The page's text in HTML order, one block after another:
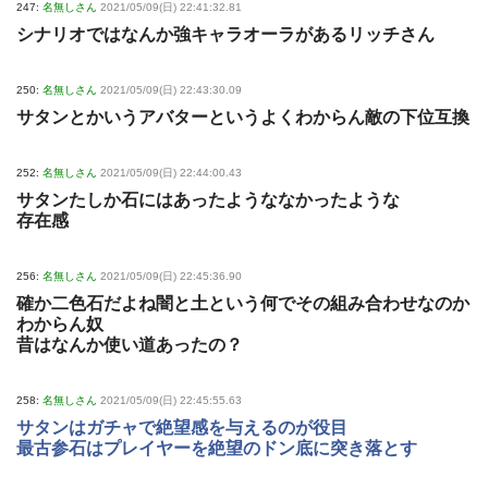
247: 名無しさん 2021/05/09(日) 22:41:32.81
シナリオではなんか強キャラオーラがあるリッチさん
250: 名無しさん 2021/05/09(日) 22:43:30.09
サタンとかいうアバターというよくわからん敵の下位互換
252: 名無しさん 2021/05/09(日) 22:44:00.43
サタンたしか石にはあったようななかったような
存在感
256: 名無しさん 2021/05/09(日) 22:45:36.90
確か二色石だよね闇と土という何でその組み合わせなのか
わからん奴
昔はなんか使い道あったの？
258: 名無しさん 2021/05/09(日) 22:45:55.63
サタンはガチャで絶望感を与えるのが役目
最古参石はプレイヤーを絶望のドン底に突き落とす